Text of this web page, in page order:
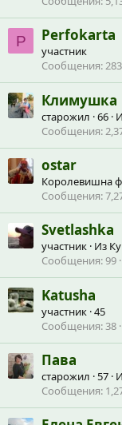
P Perfokarta
участник
Сообщения 283
Климушка
старожил ·66 ·
Сообщения
ostar
Королевишна
Сообщения
Svetlashka
участник · Из
Сообщения 99
Katusha
участник ·45
Сообщения 38
Пава
старожил · 57 ·
Сообщения